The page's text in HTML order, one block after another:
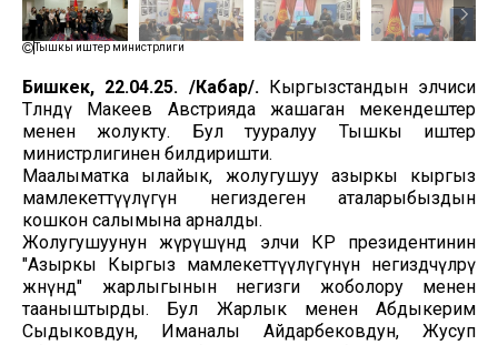
Тышкы иштер министрлиги
Бишкек, 22.04.25. /Кабар/. Кыргызстандын элчиси
Төлөндү Макеев Австрияда жашаган мекендештер
менен жолукту. Бул тууралуу Тышкы иштер
министрлигинен билдиришти.
Маалыматка ылайык, жолугушуу азыркы кыргыз
мамлекеттүүлүгүн негиздеген аталарыбыздын
кошкон салымына арналды.
Жолугушуунун жүрүшүндө элчи КР президентинин
"Азыркы Кыргыз мамлекеттүүлүгүнүн негиздөөчүлөрү
жөнүндө" жарлыгынын негизги жоболору менен
тааныштырды. Бул Жарлык менен Абдыкерим
Сыдыковдун, Иманалы Айдарбековдун, Жусуп